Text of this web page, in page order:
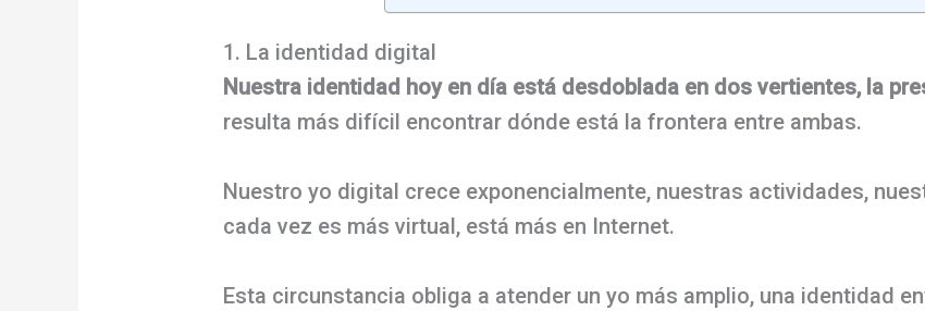
1. La identidad digital
Nuestra identidad hoy en día está desdoblada en dos vertientes, la
resulta más difícil encontrar dónde está la frontera entre ambas.
Nuestro yo digital crece exponencialmente, nuestras actividades,
cada vez es más virtual, está más en Internet.
Esta circunstancia obliga a atender un yo más amplio, una identidad